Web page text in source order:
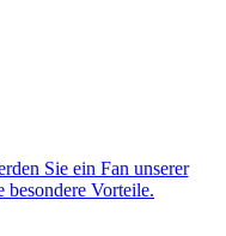
Sie ein Fan unserer
besondere Vorteile.